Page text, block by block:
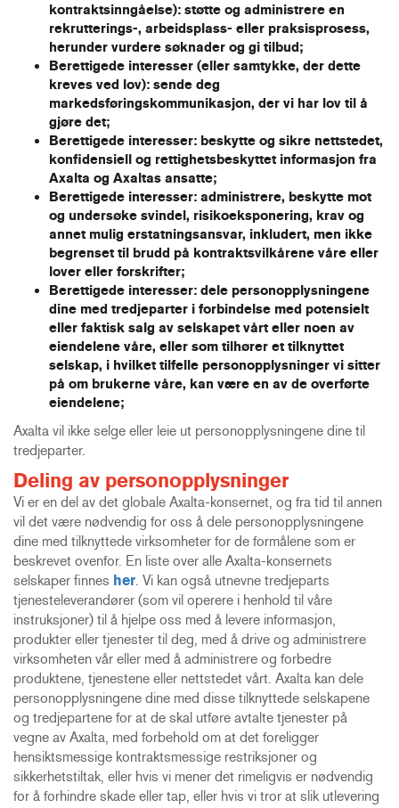
kontraktsinngåelse): støtte og administrere en
rekrutterings-, arbeidsplass- eller praksisprosess,
herunder vurdere søknader og gi tilbud;
Berettigede interesser (eller samtykke, der dette
kreves ved lov): sende deg
markedsføringskommunikasjon, der vi har lov til å
gjøre det;
Berettigede interesser: beskytte og sikre nettstedet,
konfidensiell og rettighetsbeskyttet informasjon fra
Axalta og Axaltas ansatte;
Berettigede interesser: administrere, beskytte mot
og undersøke svindel, risikoeksponering, krav og
annet mulig erstatningsansvar, inkludert, men ikke
begrenset til brudd på kontraktsvilkårene våre eller
lover eller forskrifter;
Berettigede interesser: dele personopplysningene
dine med tredjeparter i forbindelse med potensielt
eller faktisk salg av selskapet vårt eller noen av
eiendelene våre, eller som tilhører et tilknyttet
selskap, i hvilket tilfelle personopplysninger vi sitter
på om brukerne våre, kan være en av de overførte
eiendelene;
Axalta vil ikke selge eller leie ut personopplysningene dine til
tredjeparter.
Deling av personopplysninger
Vi er en del av det globale Axalta-konsernet, og fra tid til annen
vil det være nødvendig for oss å dele personopplysningene
dine med tilknyttede virksomheter for de formålene som er
beskrevet ovenfor. En liste over alle Axalta-konsernets
selskaper finnes her . Vi kan også utnevne tredjeparts
tjenesteleverandører (som vil operere i henhold til våre
instruksjoner) til å hjelpe oss med å levere informasjon,
produkter eller tjenester til deg, med å drive og administrere
virksomheten vår eller med å administrere og forbedre
produktene, tjenestene eller nettstedet vårt. Axalta kan dele
personopplysningene dine med disse tilknyttede selskapene
og tredjepartene for at de skal utføre avtalte tjenester på
vegne av Axalta, med forbehold om at det foreligger
hensiktsmessige kontraktsmessige restriksjoner og
sikkerhetstiltak, eller hvis vi mener det rimeligvis er nødvendig
for å forhindre skade eller tap, eller hvis vi tror at slik utlevering